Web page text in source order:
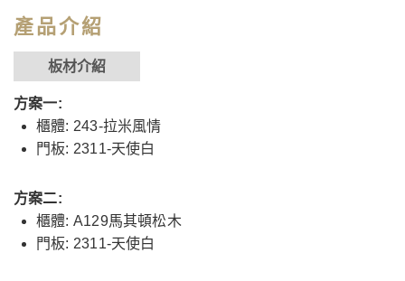
產品介紹
板材介紹
方案一:
櫃體: 243-拉米風情
門板: 2311-天使白
方案二:
櫃體: A129馬其頓松木
門板: 2311-天使白